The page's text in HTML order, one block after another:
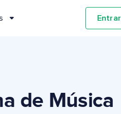
Entrar
de Música